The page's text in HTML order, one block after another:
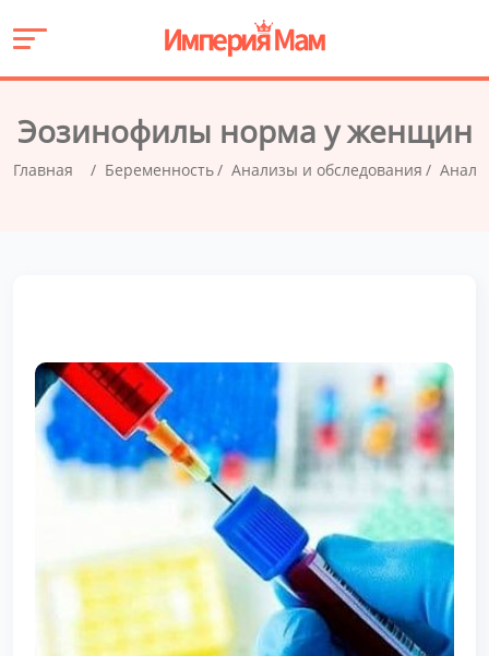
Эозинофилы норма у женщин
Главная Беременность Анализы и обследования